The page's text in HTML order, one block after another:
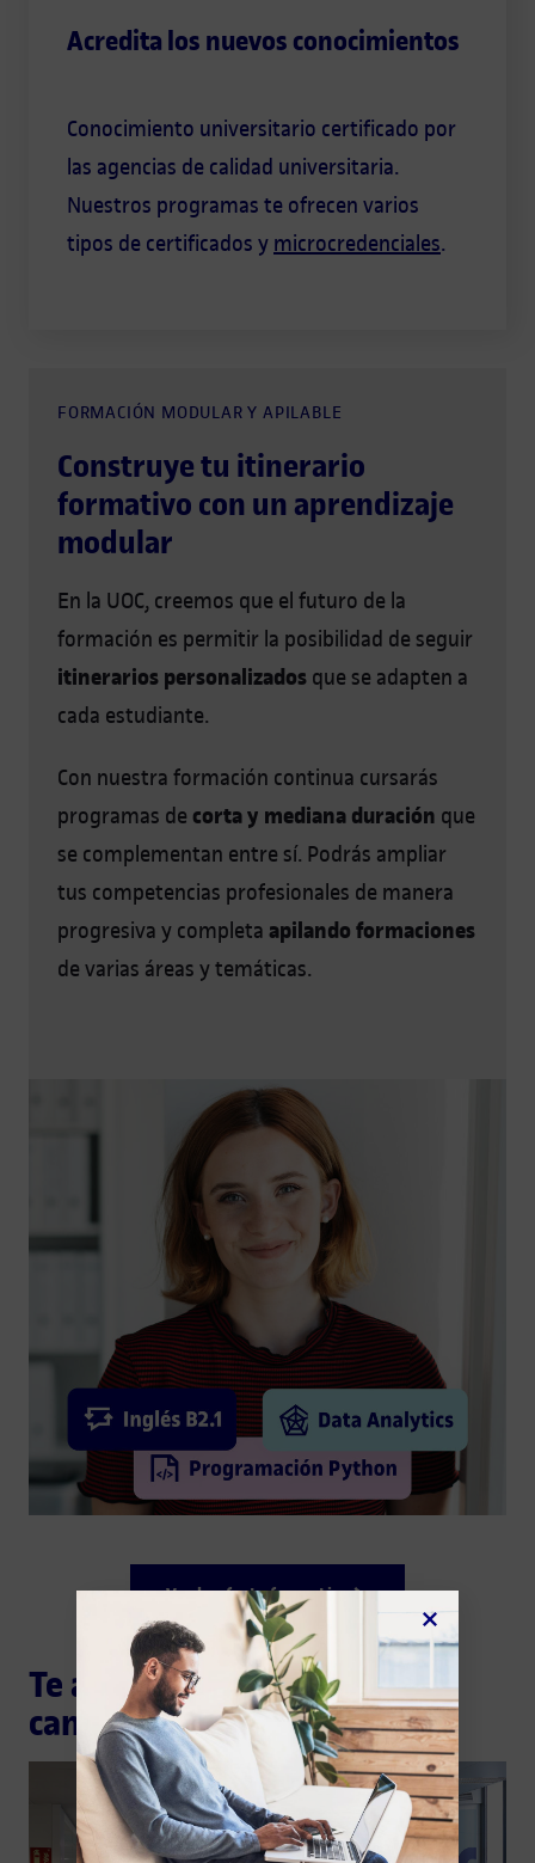
Acredita los nuevos conocimientos
Conocimiento universitario certificado por
las agencias de calidad universitaria.
Nuestros programas te ofrecen varios
tipos de certificados y microcredenciales.
FORMACIÓN MODULAR Y APILABLE
Construye tu itinerario
formativo con un aprendizaje
modular
En la UOC, creemos que el futuro de la
formación es permitir la posibilidad de seguir
itinerarios personalizados que se adapten a
cada estudiante.
Con nuestra formación continua cursarás
programas de corta y mediana duración que
se complementan entre sí. Podrás ampliar
tus competencias profesionales de manera
progresiva y completa apilando formaciones
de varias áreas y temáticas.
Ver la oferta formativa
Te ayudamos a construir tu
camino formativo